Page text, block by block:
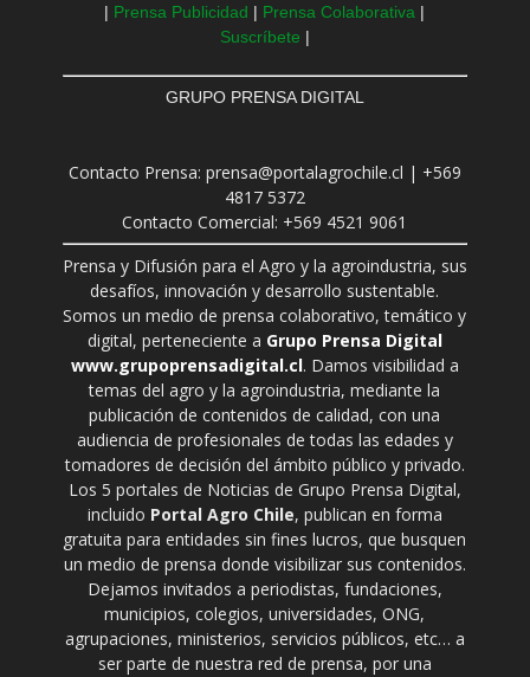
| Prensa Publicidad | Prensa Colaborativa |
Suscríbete |
GRUPO PRENSA DIGITAL
Contacto Prensa: prensa@portalagrochile.cl | +569
4817 5372
Contacto Comercial: +569 4521 9061
Prensa y Difusión para el Agro y la agroindustria, sus
desafíos, innovación y desarrollo sustentable.
Somos un medio de prensa colaborativo, temático y
digital, perteneciente a Grupo Prensa Digital
www.grupoprensadigital.cl. Damos visibilidad a
temas del agro y la agroindustria, mediante la
publicación de contenidos de calidad, con una
audiencia de profesionales de todas las edades y
tomadores de decisión del ámbito público y privado.
Los 5 portales de Noticias de Grupo Prensa Digital,
incluido Portal Agro Chile, publican en forma
gratuita para entidades sin fines lucros, que busquen
un medio de prensa donde visibilizar sus contenidos.
Dejamos invitados a periodistas, fundaciones,
municipios, colegios, universidades, ONG,
agrupaciones, ministerios, servicios públicos, etc… a
ser parte de nuestra red de prensa, por una